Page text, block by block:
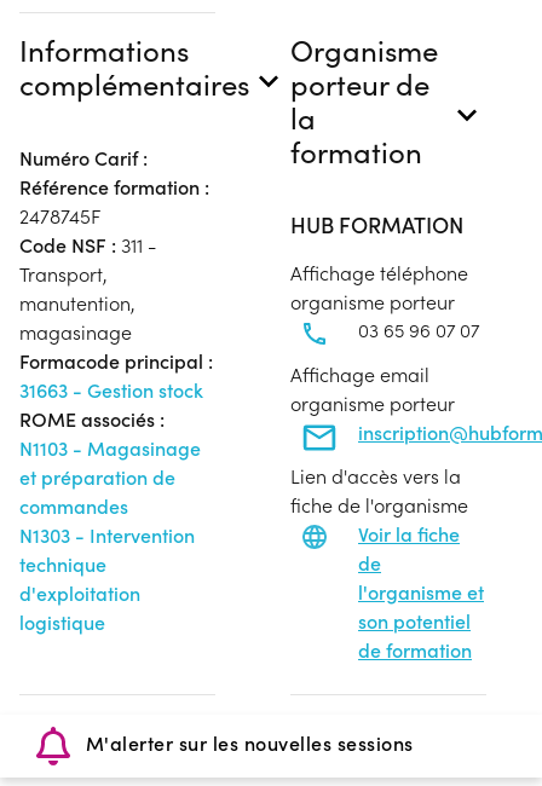
Informations
complémentaires
Numéro Carif :
Référence formation :
2478745F
Code NSF : 311 -
Transport,
manutention,
magasinage
Formacode principal :
31663 - Gestion stock
ROME associés :
N1103 - Magasinage
et préparation de
commandes
N1303 - Intervention
technique
d'exploitation
logistique
Organisme
porteur de
la
formation
HUB FORMATION
Affichage téléphone
organisme porteur
03 65 96 07 07
Affichage email
organisme porteur
Lien d'accès vers la
fiche de l'organisme
Voir la fiche
de
l'organisme et
son potentiel
de formation
M'alerter sur les nouvelles sessions